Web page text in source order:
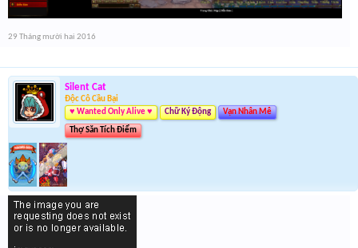
29 Tháng mười hai 2016
Silent Cat
Độc Cô Cầu Bại
♥ Wanted Only Alive ♥
Chữ Ký Động Vạn Nhân Mê
Thợ Săn Tích Điểm